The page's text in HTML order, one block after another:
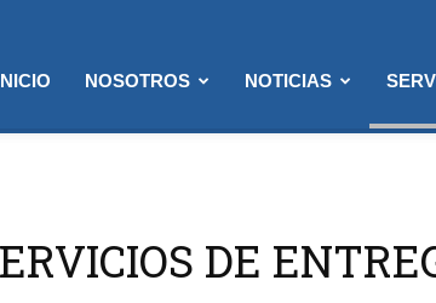
NOSOTROS NOTICIAS
DE